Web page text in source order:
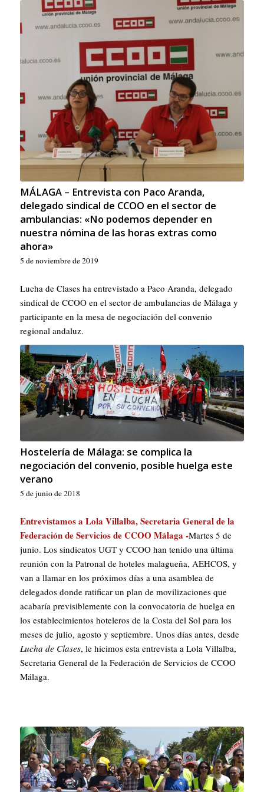
MÁLAGA – Entrevista con Paco Aranda,
delegado sindical de CCOO en el sector de
ambulancias: «No podemos depender en
nuestra nómina de las horas extras como
ahora»
5 de noviembre de 2019
Lucha de Clases ha entrevistado a Paco Aranda, delegado
sindical de CCOO en el sector de ambulancias de Málaga y
participante en la mesa de negociación del convenio
regional andaluz.
Hostelería de Málaga: se complica la
negociación del convenio, posible huelga este
verano
5 de junio de 2018
Entrevistamos a Lola Villalba, Secretaria General de la
Federación de Servicios de CCOO Málaga -Martes 5 de
junio. Los sindicatos UGT y CCOO han tenido una última
reunión con la Patronal de hoteles malagueña, AEHCOS, y
van a llamar en los próximos días a una asamblea de
delegados donde ratificar un plan de movilizaciones que
acabaría previsiblemente con la convocatoria de huelga en
los establecimientos hoteleros de la Costa del Sol para los
meses de julio, agosto y septiembre. Unos días antes, desde
Lucha de Clases, le hicimos esta entrevista a Lola Villalba,
Secretaria General de la Federación de Servicios de CCOO
Málaga.